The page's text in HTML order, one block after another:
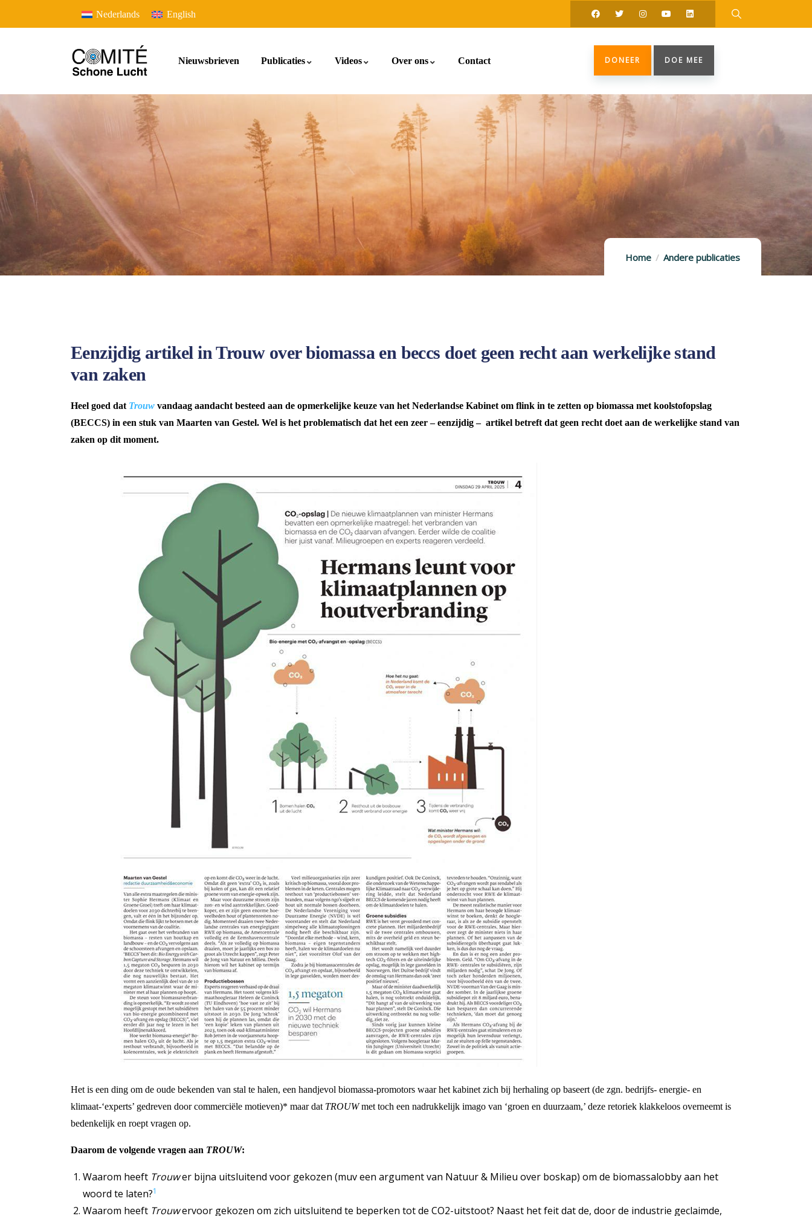
Nederlands English
Nieuwsbrieven Publicaties Videos Over ons Contact DONEER DOE MEE
Home Andere publicaties
Eenzijdig artikel in Trouw over biomassa en beccs doet geen recht aan werkelijke stand
van zaken
Heel goed dat Trouw vandaag aandacht besteed aan de opmerkelijke keuze van het Nederlandse Kabinet om flink in te zetten op biomassa met koolstofopslag
(BECCS) in een stuk van Maarten van Gestel. Wel is het problematisch dat het een zeer – eenzijdig – artikel betreft dat geen recht doet aan de werkelijke stand van
zaken op dit moment.
Het is een ding om de oude bekenden van stal te halen, een handjevol biomassa-promotors waar het kabinet zich bij herhaling op baseert (de zgn. bedrijfs- energie- en
klimaat-‘experts’ gedreven door commerciële motieven)* maar dat TROUWmet toch een nadrukkelijk imago van ‘groen en duurzaam,’ deze retoriek klakkeloos overneemt is
bedenkelijk en roept vragen op.
Daarom de volgende vragen aan TROUW:
Waarom heeft Trouwer bijna uitsluitend voor gekozen (muv een argument van Natuur & Milieu over boskap) om de biomassalobby aan het
woord te laten?1
Waarom heeft Trouwervoor gekozen om zich uitsluitend te beperken tot de CO2-uitstoot? Naast het feit dat de, door de industrie geclaimde,